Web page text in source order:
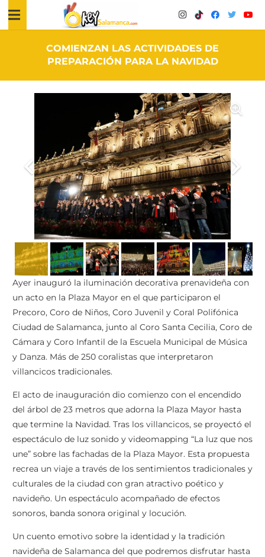
COMIENZAN LAS ACTIVIDADES DE
PREPARACIÓN PARA LA NAVIDAD
Ayer inauguró la iluminación decorativa prenavideña con
un acto en la Plaza Mayor en el que participaron el
Precoro, Coro de Niños, Coro Juvenil y Coral Polifónica
Ciudad de Salamanca, junto al Coro Santa Cecilia, Coro de
Cámara y Coro Infantil de la Escuela Municipal de Música
y Danza. Más de 250 coralistas que interpretaron
villancicos tradicionales.
El acto de inauguración dio comienzo con el encendido
del árbol de 23 metros que adorna la Plaza Mayor hasta
que termine la Navidad. Tras los villancicos, se proyectó el
espectáculo de luz sonido y videomapping “La luz que nos
une” sobre las fachadas de la Plaza Mayor. Esta propuesta
recrea un viaje a través de los sentimientos tradicionales y
culturales de la ciudad con gran atractivo poético y
navideño. Un espectáculo acompañado de efectos
sonoros, banda sonora original y locución.
Un cuento emotivo sobre la identidad y la tradición
navideña de Salamanca del que podremos disfrutar hasta